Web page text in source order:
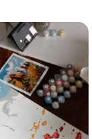
politiku un